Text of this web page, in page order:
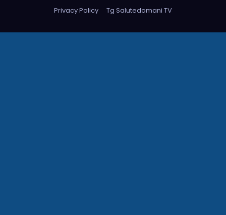
Privacy Policy
Tg Salutedomani TV